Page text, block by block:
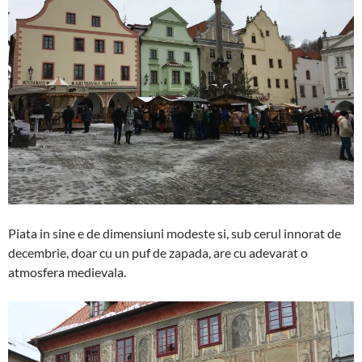
Piata in sine e de dimensiuni modeste si, sub cerul innorat de
decembrie, doar cu un puf de zapada, are cu adevarat o
atmosfera medievala.